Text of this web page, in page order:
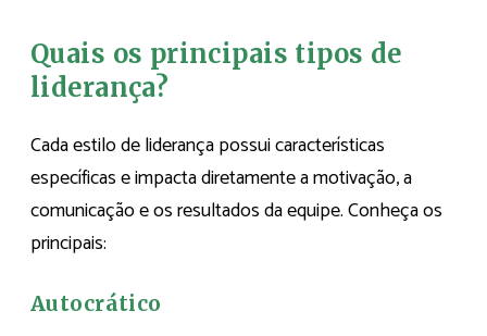
Quais os principais tipos de
liderança?
Cada estilo de liderança possui características
específicas e impacta diretamente a motivação, a
comunicação e os resultados da equipe. Conheça os
principais:
Autocrático